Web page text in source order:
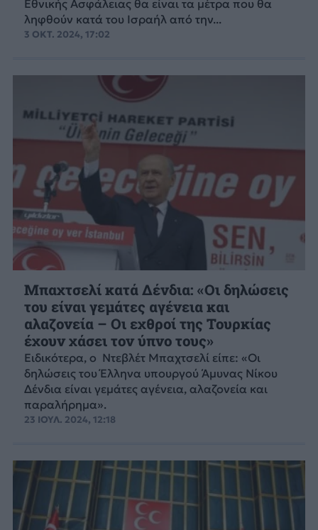
Εθνικής Ασφάλειας θα είναι τα μέτρα που θα
ληφθούν κατά του Ισραήλ από την...
3 ΟΚΤ. 2024, 17:02
Μπαχτσελί κατά Δένδια: «Οι δηλώσεις
του είναι γεμάτες αγένεια και
αλαζονεία – Οι εχθροί της Τουρκίας
έχουν χάσει τον ύπνο τους»
Ειδικότερα, ο Ντεβλέτ Μπαχτσελί είπε: «Οι
δηλώσεις του Έλληνα υπουργού Άμυνας Νίκου
Δένδια είναι γεμάτες αγένεια, αλαζονεία και
παραλήρημα».
23 ΙΟΥΛ. 2024, 12:18